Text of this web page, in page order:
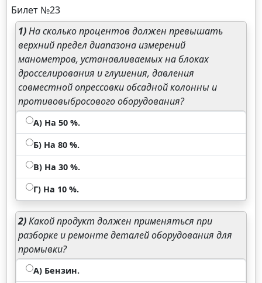
Билет №23
1)На сколько процентов должен превышать
верхний предел диапазона измерений
манометров, устанавливаемых на блоках
дросселирования и глушения, давления
совместной опрессовки обсадной колонны и
противовыбросового оборудования?
А) На 50 %.
Б) На 80 %.
В) На 30 %.
Г) На 10 %.
2)Какой продукт должен применяться при
разборке и ремонте деталей оборудования для
промывки?
А) Бензин.